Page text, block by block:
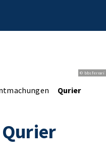
© bbsferrari
Qurier